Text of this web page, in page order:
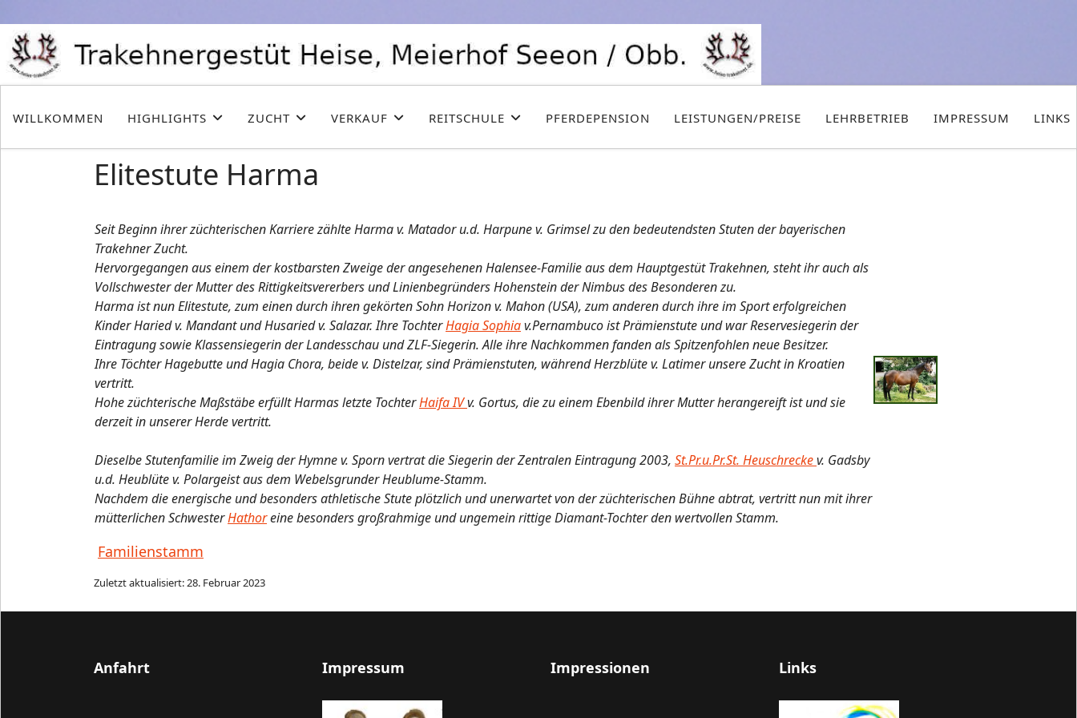
WILLKOMMEN HIGHLIGHTS ZUCHT VERKAUF REITSCHULE PFERDEPENSION LEISTUNGEN/PREISE LEHRBETRIEB IMPRESSUM LINKS
Elitestute Harma
Seit Beginn ihrer züchterischen Karriere zählte Harma v. Matador u.d. Harpune v. Grimsel zu den bedeutendsten Stuten der bayerischen
Trakehner Zucht.
Hervorgegangen aus einem der kostbarsten Zweige der angesehenen Halensee-Familie aus dem Hauptgestüt Trakehnen, steht ihr auch als
Vollschwester der Mutter des Rittigkeitsvererbers und Linienbegründers Hohenstein der Nimbus des Besonderen zu.
Harma ist nun Elitestute, zum einen durch ihren gekörten Sohn Horizon v. Mahon (USA), zum anderen durch ihre im Sport erfolgreichen
Kinder Haried v. Mandant und Husaried v. Salazar. Ihre TochterHagia Sophiav.Pernambuco ist Prämienstute und war Reservesiegerin der
Eintragung sowie Klassensiegerin der Landesschau und ZLF-Siegerin. Alle ihre Nachkommen fanden als Spitzenfohlen neue Besitzer.
Ihre Töchter Hagebutte und Hagia Chora, beide v. Distelzar, sind Prämienstuten, während Herzblüte v. Latimer unsere Zucht in Kroatien
vertritt.
Hohe züchterische Maßstäbe erfüllt Harmas letzte TochterHaifa IVv. Gortus, die zu einem Ebenbild ihrer Mutter herangereift ist und sie
derzeit in unserer Herde vertritt.
Dieselbe Stutenfamilie im Zweig der Hymne v. Sporn vertrat die Siegerin der Zentralen Eintragung 2003, St.Pr.u.Pr.St. Heuschreckev. Gadsby
u.d. Heublüte v. Polargeist aus dem Webelsgrunder Heublume-Stamm.
Nachdem die energische und besonders athletische Stute plötzlich und unerwartet von der züchterischen Bühne abtrat, vertritt nun mit ihrer
mütterlichen SchwesterHathoreine besonders großrahmige und ungemein rittige Diamant-Tochter den wertvollen Stamm.
Familienstamm
Zuletzt aktualisiert: 28. Februar 2023
Anfahrt Impressum Impressionen Links